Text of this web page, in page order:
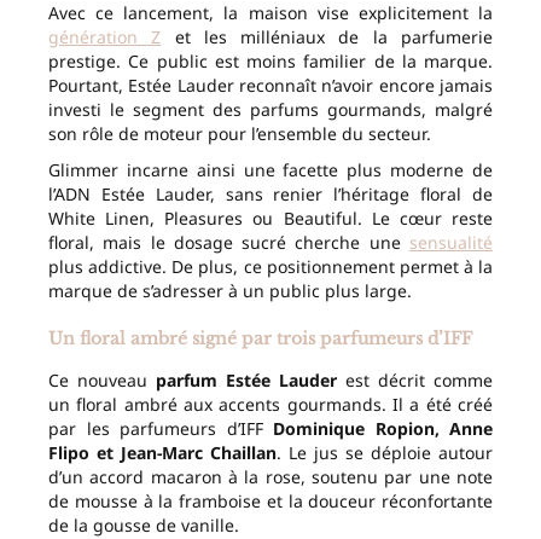
Avec ce lancement, la maison vise explicitement la
génération Z et les milléniaux de la parfumerie
prestige. Ce public est moins familier de la marque.
Pourtant, Estée Lauder reconnaît n’avoir encore jamais
investi le segment des parfums gourmands, malgré
son rôle de moteur pour l’ensemble du secteur.
Glimmer incarne ainsi une facette plus moderne de
l’ADN Estée Lauder, sans renier l’héritage floral de
White Linen, Pleasures ou Beautiful. Le cœur reste
floral, mais le dosage sucré cherche une sensualité
plus addictive. De plus, ce positionnement permet à la
marque de s’adresser à un public plus large.
Un floral ambré signé par trois parfumeurs d’IFF
Ce nouveau parfum Estée Lauder est décrit comme
un floral ambré aux accents gourmands. Il a été créé
par les parfumeurs d’IFF Dominique Ropion, Anne
Flipo et Jean-Marc Chaillan. Le jus se déploie autour
d’un accord macaron à la rose, soutenu par une note
de mousse à la framboise et la douceur réconfortante
de la gousse de vanille.